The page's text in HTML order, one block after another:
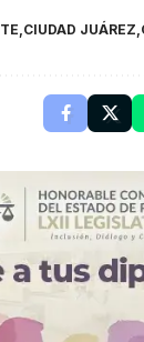
CIUDAD JUÁREZ